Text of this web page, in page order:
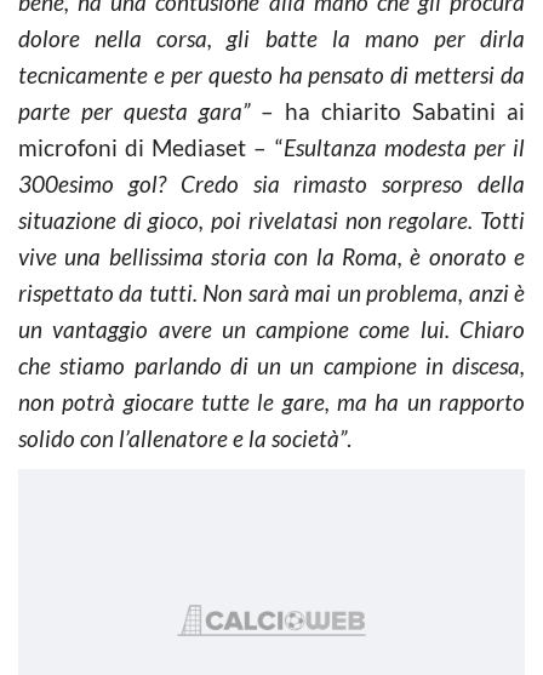
dolore nella corsa, gli batte la mano per dirla
tecnicamente e per questo ha pensato di mettersi da
parte per questa gara”– ha chiarito Sabatini ai
microfoni di Mediaset – “Esultanza modesta per il
300esimo gol? Credo sia rimasto sorpreso della
situazione di gioco, poi rivelatasi non regolare. Totti
vive una bellissima storia con la Roma, è onorato e
rispettato da tutti. Non sarà mai un problema, anzi è
un vantaggio avere un campione come lui. Chiaro
che stiamo parlando di un un campione in discesa,
non potrà giocare tutte le gare, ma ha un rapporto
solido con l’allenatore e la società”.